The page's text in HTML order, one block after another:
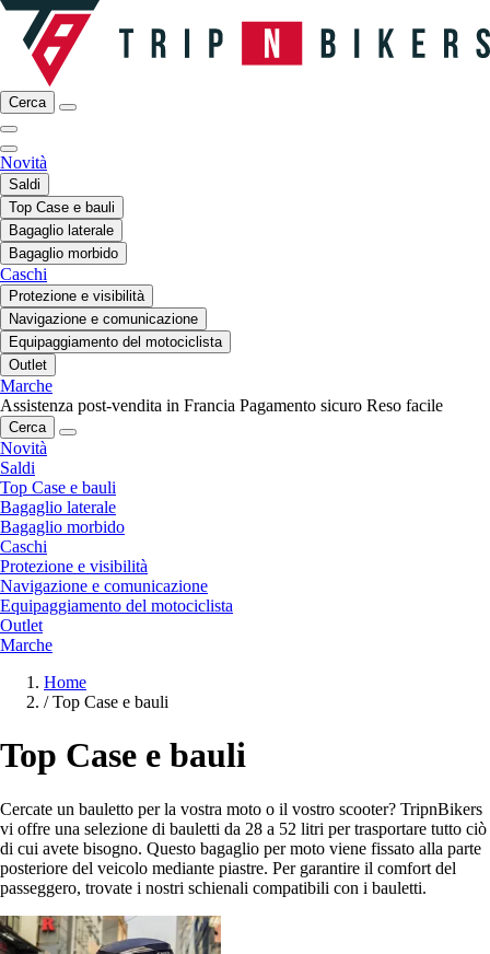
Cerca
Novità
Saldi
Top Case e bauli
Bagaglio laterale
Bagaglio morbido
Caschi
Protezione e visibilità
Navigazione e comunicazione
Equipaggiamento del motociclista
Outlet
Marche
Assistenza post-vendita in Francia Pagamento sicuro Reso facile
Cerca
Novità
Saldi
Top Case e bauli
Bagaglio laterale
Bagaglio morbido
Caschi
Protezione e visibilità
Navigazione e comunicazione
Equipaggiamento del motociclista
Outlet
Marche
Home
/ Top Case e bauli
Top Case e bauli
Cercate un bauletto per la vostra moto o il vostro scooter? TripnBikers
vi offre una selezione di bauletti da 28 a 52 litri per trasportare tutto ciò
di cui avete bisogno. Questo bagaglio per moto viene fissato alla parte
posteriore del veicolo mediante piastre. Per garantire il comfort del
passeggero, trovate i nostri schienali compatibili con i bauletti.